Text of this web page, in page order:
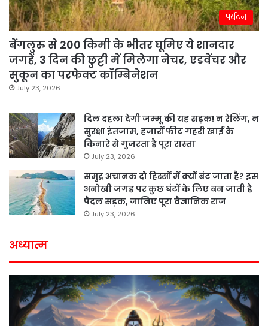
पर्यटन
बेंगलुरु से 200 किमी के भीतर घूमिए ये शानदार
जगहें, 3 दिन की छुट्टी में मिलेगा नेचर, एडवेंचर और
सुकून का परफेक्ट कॉम्बिनेशन
July 23, 2026
दिल दहला देगी जम्मू की यह सड़क! न रेलिंग, न
सुरक्षा इंतजाम, हजारों फीट गहरी खाई के
किनारे से गुजरता है पूरा रास्ता
July 23, 2026
समुद्र अचानक दो हिस्सों में क्यों बंट जाता है? इस
अनोखी जगह पर कुछ घंटों के लिए बन जाती है
पैदल सड़क, जानिए पूरा वैज्ञानिक राज
July 23, 2026
अध्यात्म